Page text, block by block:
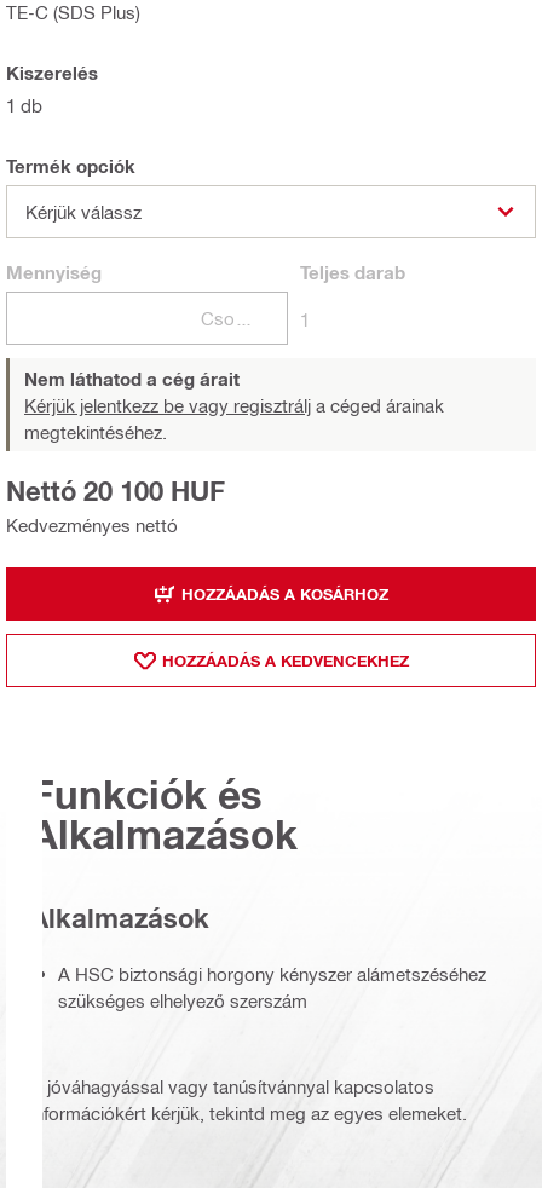
TE-C (SDS Plus)
Kiszerelés
1 db
Termék opciók
Kérjük válassz
Mennyiség Teljesdarab
1
Nem láthatod a cég árait
Kérjük jelentkezz be vagy regisztrálj a céged árainak
megtekintéséhez.
Kedvezményes nettó
Nettó 20 100 HUF
HOZZÁADÁS A KOSÁRHOZ
HOZZÁADÁS A KEDVENCEKHEZ
Funkciók és
Alkalmazások
Alkalmazások
A HSC biztonsági horgony kényszer alámetszéséhez
szükséges elhelyező szerszám
A jóváhagyással vagy tanúsítvánnyal kapcsolatos
információkért kérjük, tekintd meg az egyes elemeket.